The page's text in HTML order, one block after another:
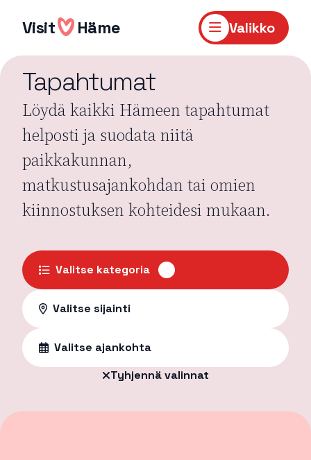
sisältöön
Visit Häme Valikko
Tapahtumat
Löydä kaikki Hämeen tapahtumat
helposti ja suodata niitä
paikkakunnan,
matkustusajankohdan tai omien
kiinnostuksen kohteidesi mukaan.
Valitse kategoria
Valitse sijainti
Valitse ajankohta
Tyhjennä valinnat